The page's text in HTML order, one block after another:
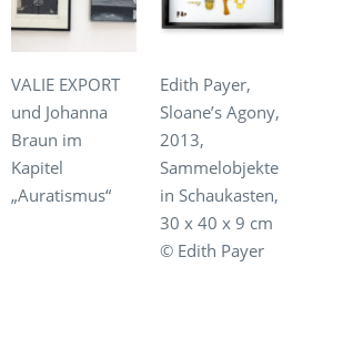
VALIE EXPORT
und Johanna
Braun im
Kapitel
„Auratismus“
Edith Payer,
Sloane’s Agony,
2013,
Sammelobjekte
in Schaukasten,
30 x 40 x 9 cm
© Edith Payer